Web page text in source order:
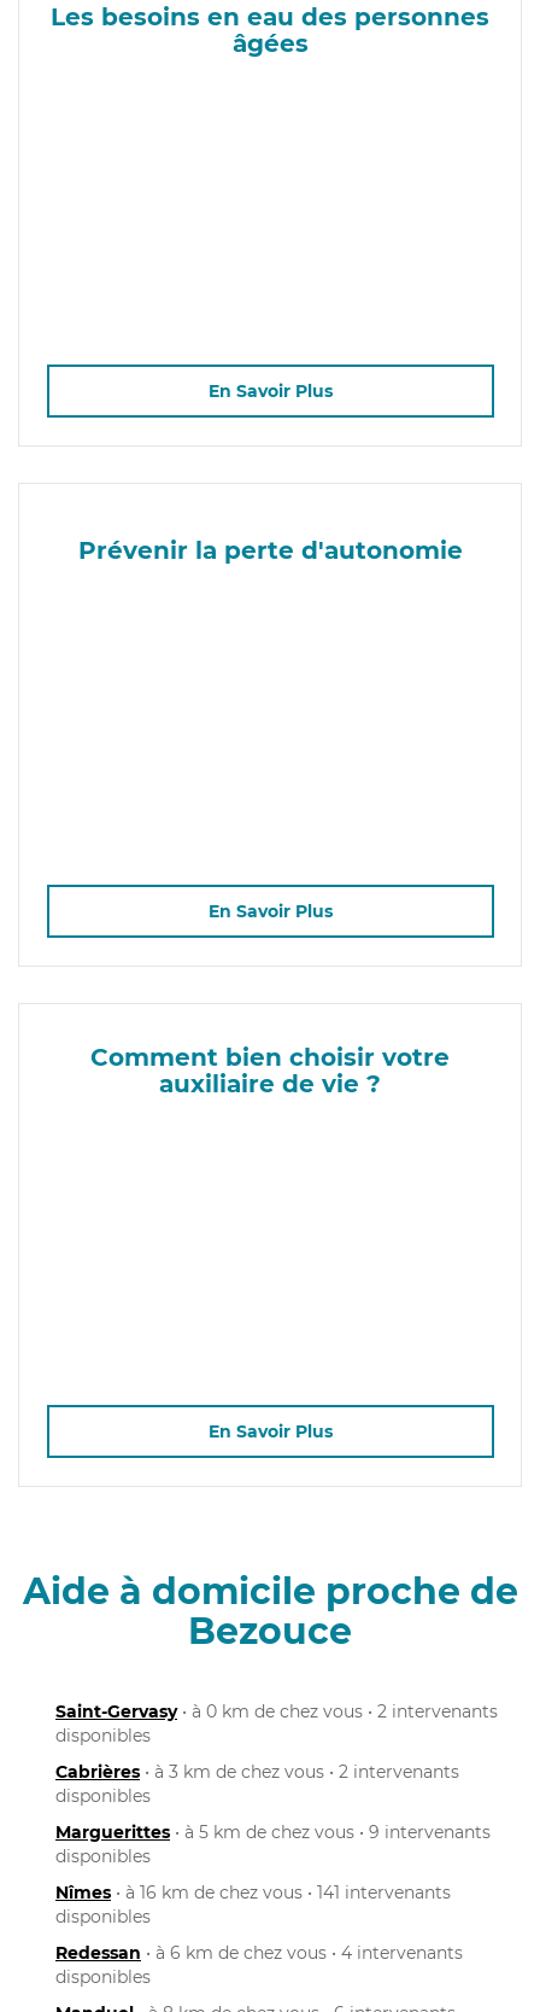
Les besoins en eau des personnes
âgées
En Savoir Plus
Prévenir la perte d'autonomie
En Savoir Plus
Comment bien choisir votre
auxiliaire de vie ?
En Savoir Plus
Aide à domicile proche de
Bezouce
Saint-Gervasy• à 0 km de chez vous • 2 intervenants
disponibles
Cabrières • à 3 km de chez vous • 2 intervenants
disponibles
Marguerittes • à 5 km de chez vous • 9 intervenants
disponibles
Nîmes • à 16 km de chez vous • 141 intervenants
disponibles
Redessan • à 6 km de chez vous • 4 intervenants
disponibles